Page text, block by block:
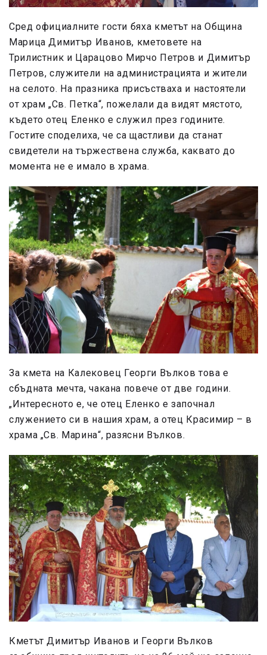
Сред официалните гости бяха кметът на Община
Марица Димитър Иванов, кметовете на
Трилистник и Царацово Мирчо Петров и Димитър
Петров, служители на администрацията и жители
на селото. На празника присъстваха и настоятели
от храм „Св. Петка“, пожелали да видят мястото,
където отец Еленко е служил през годините.
Гостите споделиха, че са щастливи да станат
свидетели на тържествена служба, каквато до
момента не е имало в храма.
За кмета на Калековец Георги Вълков това е
сбъдната мечта, чакана повече от две години.
„Интересното е, че отец Еленко е започнал
служението си в нашия храм, а отец Красимир – в
храма „Св. Марина“, разясни Вълков.
Кметът Димитър Иванов и Георги Вълков